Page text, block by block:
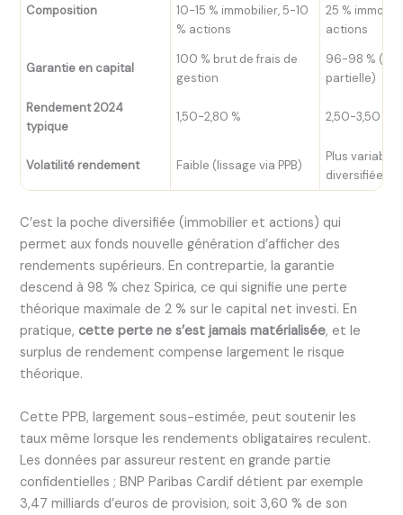
Composition
10-15 % immobilier, 5-10
% actions
25 %
actions
Garantie en capital
100 % brut de frais de
gestion
96-98 %
partielle)
Rendement 2024
typique
1,50-2,80 % 2,50-3,50 %
Volatilité rendement Faible (lissage via PPB)
Plus variable
diversifiée)
C’est la poche diversifiée (immobilier et actions) qui
permet aux fonds nouvelle génération d’afficher des
rendements supérieurs. En contrepartie, la garantie
descend à 98 % chez Spirica, ce qui signifie une perte
théorique maximale de 2 % sur le capital net investi. En
pratique,cette perte ne s’est jamais matérialisée, et le
surplus de rendement compense largement le risque
théorique.
Cette PPB, largement sous-estimée, peut soutenir les
taux même lorsque les rendements obligataires reculent.
Les données par assureur restent en grande partie
confidentielles ; BNP Paribas Cardif détient par exemple
3,47 milliards d’euros de provision, soit 3,60 % de son